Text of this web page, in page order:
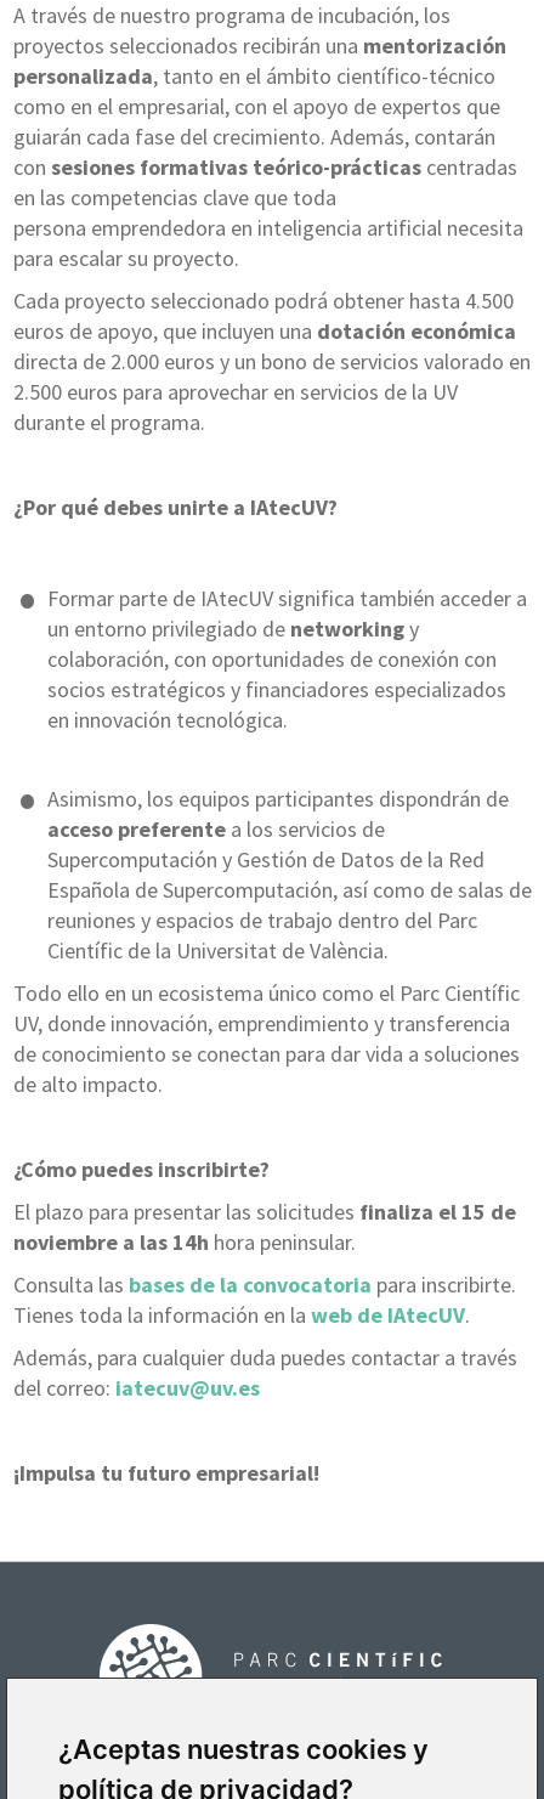
¿Aceptas nuestras cookies y
política de privacidad?
A través de nuestro programa de incubación, los
proyectos seleccionados recibirán una mentorización
personalizada, tanto en el ámbito científico-técnico
como en el empresarial, con el apoyo de expertos que
guiarán cada fase del crecimiento. Además, contarán
con sesiones formativas teórico-prácticascentradas
en las competencias clave que toda
persona emprendedora en inteligencia artificial necesita
para escalar su proyecto.
Cada proyecto seleccionado podrá obtener hasta 4.500
euros de apoyo, que incluyen una dotación económica
directa de 2.000 euros y un bono de servicios valorado en
2.500 euros para aprovechar en servicios de la UV
durante el programa.
¿Por qué debes unirte a IAtecUV?
Formar parte de IAtecUV significa también acceder a
un entorno privilegiado de networkingy
colaboración, con oportunidades de conexión con
socios estratégicos y financiadores especializados
en innovación tecnológica.
Asimismo, los equipos participantes dispondrán de
acceso preferentea los servicios de
Supercomputación y Gestión de Datos de la Red
Española de Supercomputación, así como de salas de
reuniones y espacios de trabajo dentro del Parc
Científic de la Universitat de València.
Todo ello en un ecosistema único como el Parc Científic
UV, donde innovación, emprendimiento y transferencia
de conocimiento se conectan para dar vida a soluciones
de alto impacto.
¿Cómo puedes inscribirte?
El plazo para presentar las solicitudes finaliza el 15 de
noviembre a las 14h hora peninsular.
Consulta las bases de la convocatoria para inscribirte.
Tienes toda la información en la web de IAtecUV.
Además, para cualquier duda puedes contactar a través
del correo: iatecuv@uv.es
¡Impulsa tu futuro empresarial!
CÓMO LLEGAR